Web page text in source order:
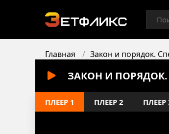
Главная Закон и порядок.
ЗАКОН И
ПЛЕЕР 1 ПЛЕЕР 2 ПЛЕЕР